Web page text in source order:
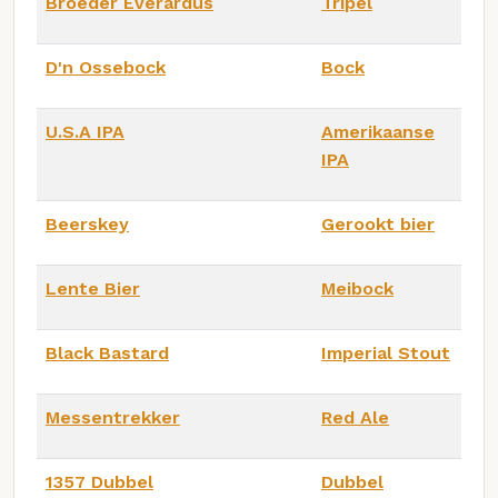
D'n Ossebock Bock
U.S.A IPA
Amerikaanse
IPA
Beerskey Gerookt bier
Lente Bier Meibock
Black Bastard Imperial Stout
Messentrekker Red Ale
1357 Dubbel Dubbel